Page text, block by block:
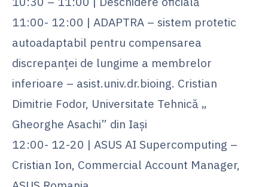
11:00- 12:00 | ADAPTRA – sistem protetic
autoadaptabil pentru compensarea
discrepanței de lungime a membrelor
inferioare – asist.univ.dr.bioing. Cristian
Dimitrie Fodor, Universitate Tehnică „
Gheorghe Asachi” din Iași
12:00- 12-20 | ASUS AI Supercomputing –
Cristian Ion, Commercial Account Manager,